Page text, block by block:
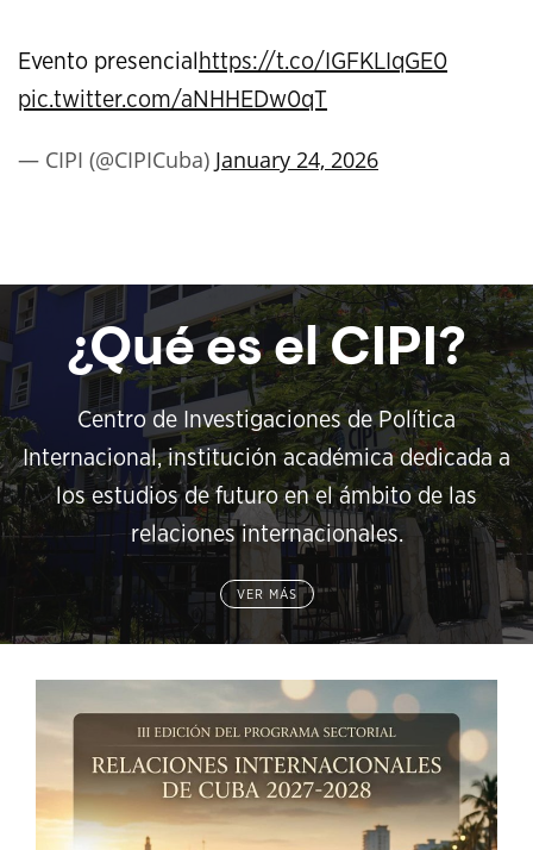
Evento presencial https://t.co/IGFKLIqGE0
pic.twitter.com/aNHHEDw0qT
— CIPI (@CIPICuba) January 24, 2026
¿Qué es el CIPI?
Centro de Investigaciones de Política
Internacional, institución académica dedicada a
los estudios de futuro en el ámbito de las
relaciones internacionales.
VER MÁS